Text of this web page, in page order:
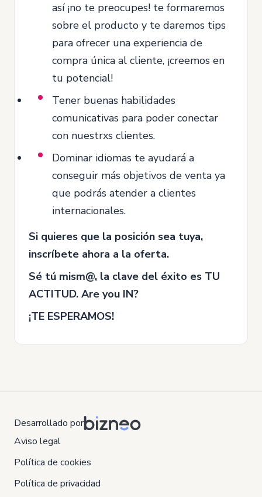
así ¡no te preocupes! te formaremos
sobre el producto y te daremos tips
para ofrecer una experiencia de
compra única al cliente, ¡creemos en
tu potencial!
Tener buenas habilidades
comunicativas para poder conectar
con nuestrxs clientes.
Dominar idiomas te ayudará a
conseguir más objetivos de venta ya
que podrás atender a clientes
internacionales.
Si quieres que la posición sea tuya,
inscríbete ahora a la oferta.
Sé tú mism@, la clave del éxito es TU
ACTITUD. Are you IN?
¡TE ESPERAMOS!
Desarrollado por
Aviso legal
Política de cookies
Política de privacidad